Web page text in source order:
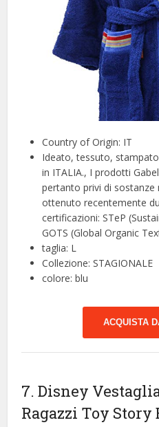
Country of Origin: IT
Ideato, tessuto,
in ITALIA., I prodotti
pertanto privi di sostanze
ottenuto recentemente
certificazioni: STeP
GOTS (Global Organic
taglia: L
Collezione: STAGIONALE
colore: blu
ACQUISTA
7. Disney
Ragazzi Toy